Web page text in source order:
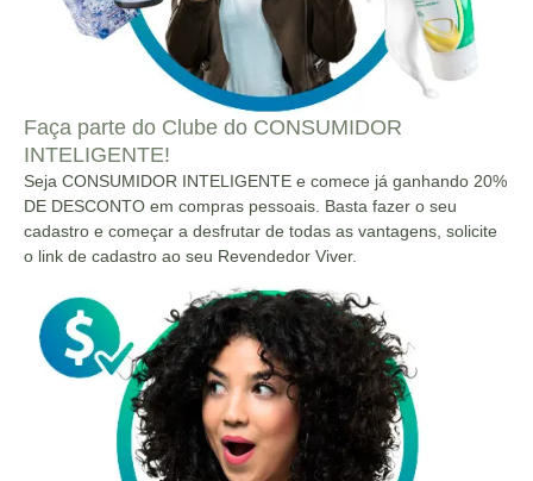
Faça parte do Clube do CONSUMIDOR
INTELIGENTE!
Seja CONSUMIDOR INTELIGENTE e comece já ganhando 20%
DE DESCONTO em compras pessoais. Basta fazer o seu
cadastro e começar a desfrutar de todas as vantagens, solicite
o link de cadastro ao seu Revendedor Viver.